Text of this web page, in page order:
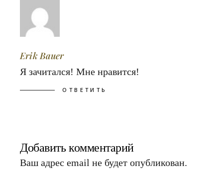
Erik Bauer
Я зачитался! Мне нравится!
ОТВЕТИТЬ
Добавить комментарий
Ваш адрес email не будет опубликован.